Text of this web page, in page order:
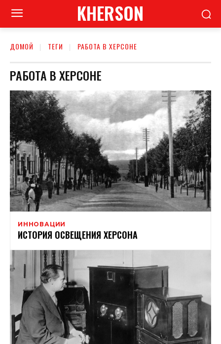
KHERSON
ДОМОЙ ТЕГИ РАБОТА В ХЕРСОНЕ
РАБОТА В ХЕРСОНЕ
ИННОВАЦИИ
ИСТОРИЯ ОСВЕЩЕНИЯ ХЕРСОНА